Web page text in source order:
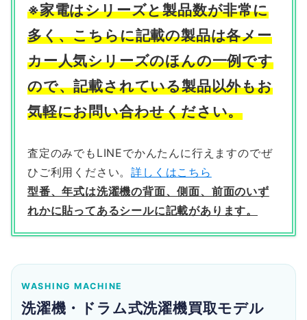
※家電はシリーズと製品数が非常に
多く、こちらに記載の製品は各メー
カー人気シリーズのほんの一例です
ので、記載されている製品以外もお
気軽にお問い合わせください。
査定のみでもLINEでかんたんに行えますのでぜ
ひご利用ください。詳しくはこちら
型番、年式は洗濯機の背面、側面、前面のいず
れかに貼ってあるシールに記載があります。
WASHING MACHINE
洗濯機・ドラム式洗濯機買取モデル